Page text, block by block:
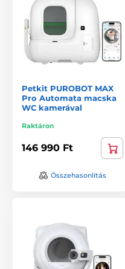
Petkit PUROBOT MAX
Pro Automata macska
WC kamerával
Raktáron
146 990 Ft
Összehasonlítás